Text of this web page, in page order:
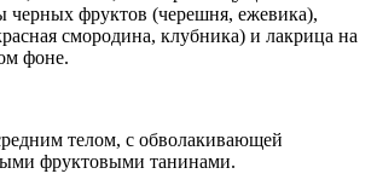
черных фруктов (черешня, ежевика),
смородина, клубника) и лакрица на
фоне.
телом, с обволакивающей
фруктовыми танинами.